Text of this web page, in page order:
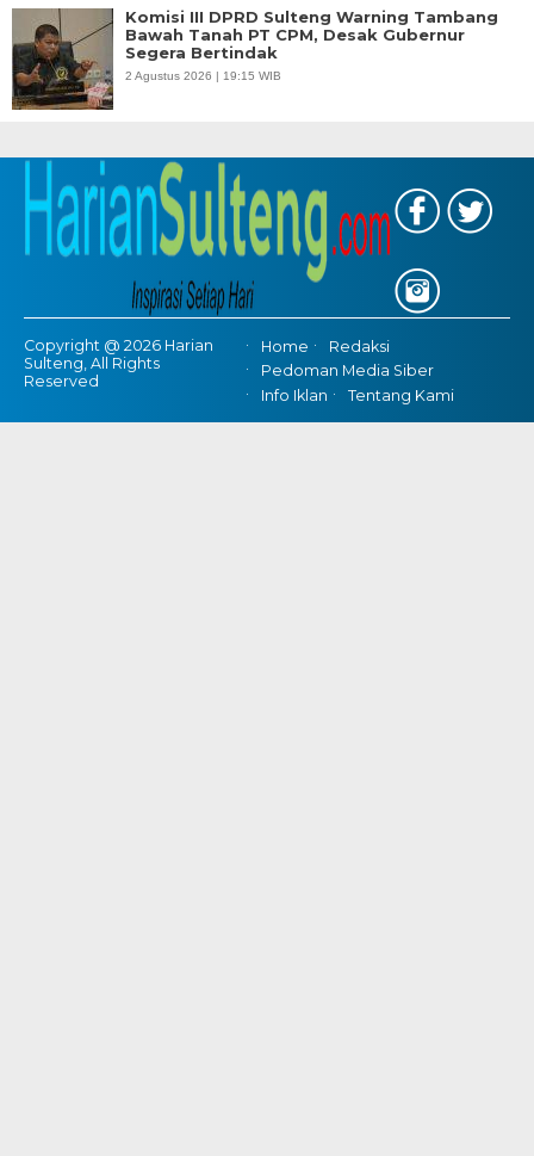
Komisi III DPRD Sulteng Warning Tambang
Bawah Tanah PT CPM, Desak Gubernur
Segera Bertindak
2 Agustus 2026 | 19:15 WIB
Copyright @ 2026 Harian
Sulteng, All Rights
Reserved
Home
Redaksi
Pedoman Media Siber
Info Iklan
Tentang Kami